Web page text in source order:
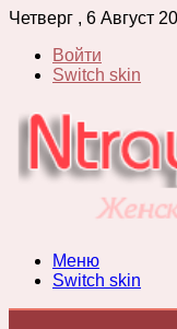
Четверг , 6 Август
Войти
Switch skin
Меню
Switch skin